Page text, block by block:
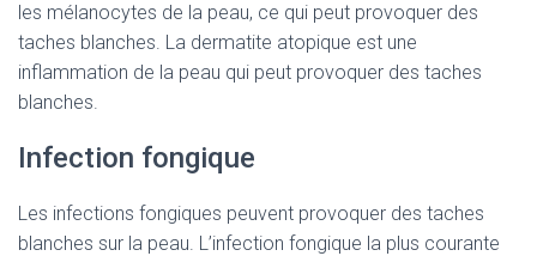
les mélanocytes de la peau, ce qui peut provoquer des
taches blanches. La dermatite atopique est une
inflammation de la peau qui peut provoquer des taches
blanches.
Infection fongique
Les infections fongiques peuvent provoquer des taches
blanches sur la peau. L’infection fongique la plus courante